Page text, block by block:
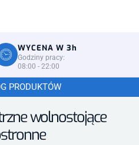
WYCENA W 3h
Godziny pracy:
08:00 - 22:00
wolnostojące